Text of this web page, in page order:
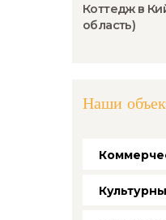
Коттедж в
область)
Наши